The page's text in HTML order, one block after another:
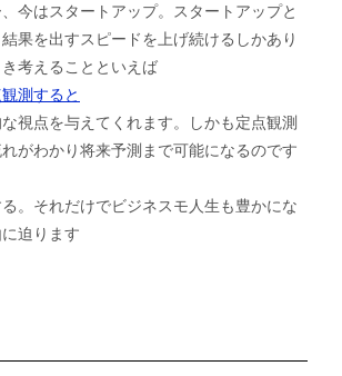
今はスタートアップ。スタートアップと
果を出すスピードを上げ続けるしかあり
考えることといえば
測すると
視点を与えてくれます。しかも定点観測
がわかり将来予測まで可能になるのです
。それだけでビジネスモ人生も豊かにな
迫ります